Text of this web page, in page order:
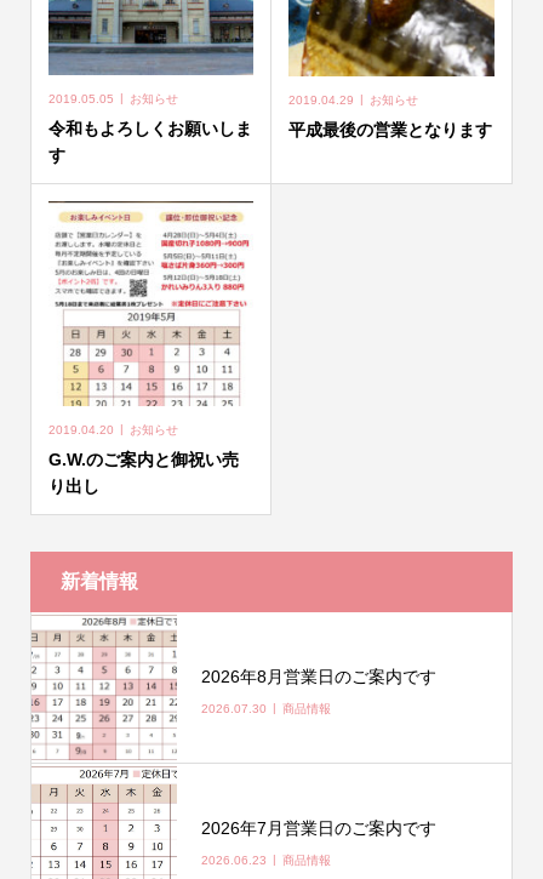
2019.05.05 お知らせ
令和もよろしくお願いしま
す
2019.04.29 お知らせ
平成最後の営業となります
2019.04.20 お知らせ
G.W.のご案内と御祝い売
り出し
新着情報
2026年8月営業日のご案内です
2026.07.30 商品情報
2026年7月営業日のご案内です
2026.06.23 商品情報